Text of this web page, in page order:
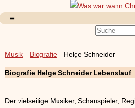
Musik Biografie Helge Schneider
Biografie Helge Schneider Lebenslauf
Der vielseitige Musiker, Schauspieler,